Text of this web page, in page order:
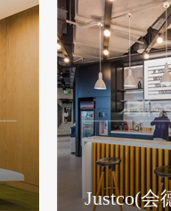
Justco(会